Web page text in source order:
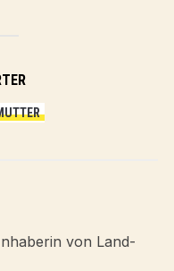
von Land-